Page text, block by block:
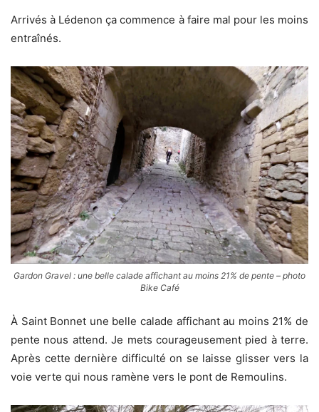
Arrivés à Lédenon ça commence à faire mal pour les moins
entraînés.
Gardon Gravel : une belle calade affichant au moins 21% de pente – photo
Bike Café
À Saint Bonnet une belle calade affichant au moins 21% de
pente nous attend. Je mets courageusement pied à terre.
Après cette dernière difficulté on se laisse glisser vers la
voie verte qui nous ramène vers le pont de Remoulins.